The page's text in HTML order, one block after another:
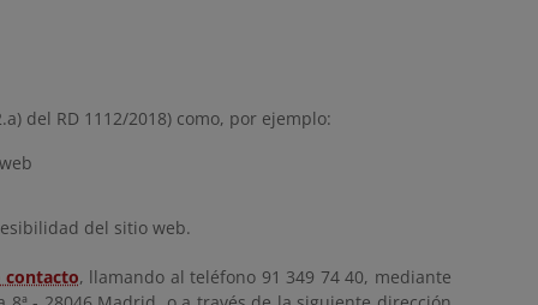
del RD 1112/2018) como, por ejemplo:
del sitio web.
, llamando al teléfono 91 349 74 40, mediante